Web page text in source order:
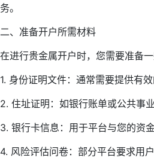
务。
二、准备开户所需材料
在进行贵金属开户时，您需要准备
1. 身份证明文件：通常需要提供有
2. 住址证明：如银行账单或公共事
3. 银行卡信息：用于平台与您的资
4. 风险评估问卷：部分平台要求用